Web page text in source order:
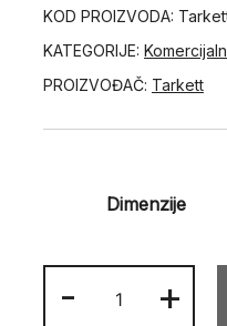
KOD PROIZVODA:
KATEGORIJE:
PROIZVOĐAČ: Tarkett
Dimenzije
-
STELLA
+